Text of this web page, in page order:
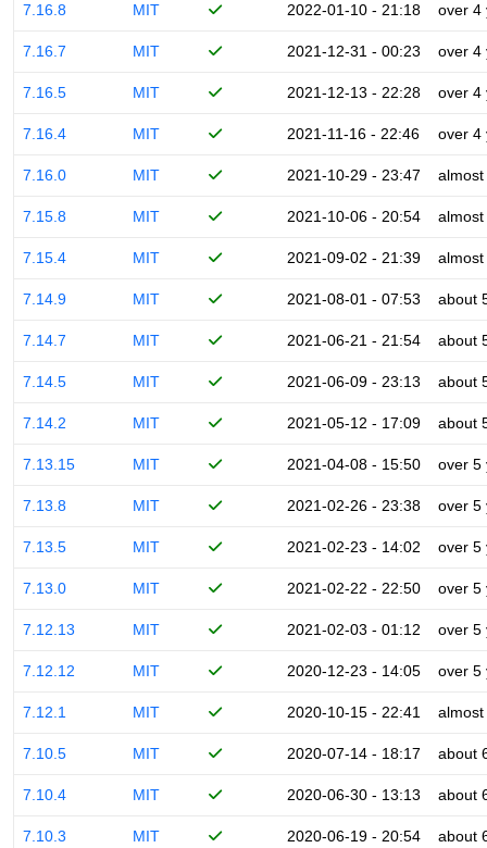
7.16.8 MIT 2022-01-10 - 21:18 over 4
7.16.7 MIT 2021-12-31 - 00:23 over 4
7.16.5 MIT 2021-12-13 - 22:28 over 4
7.16.4 MIT 2021-11-16 - 22:46 over 4
7.16.0 MIT 2021-10-29 - 23:47
7.15.8 MIT 2021-10-06 - 20:54
7.15.4 MIT 2021-09-02 - 21:39
7.14.9 MIT 2021-08-01 - 07:53 about
7.14.7 MIT 2021-06-21 - 21:54 about
7.14.5 MIT 2021-06-09 - 23:13 about
7.14.2 MIT 2021-05-12 - 17:09 about
7.13.15 MIT 2021-04-08 - 15:50 over 5
7.13.8 MIT 2021-02-26 - 23:38 over 5
7.13.5 MIT 2021-02-23 - 14:02 over 5
7.13.0 MIT 2021-02-22 - 22:50 over 5
7.12.13 MIT 2021-02-03 - 01:12 over 5
7.12.12 MIT 2020-12-23 - 14:05 over 5
7.12.1 MIT 2020-10-15 - 22:41
7.10.5 MIT 2020-07-14 - 18:17 about
7.10.4 MIT 2020-06-30 - 13:13 about
7.10.3 MIT 2020-06-19 - 20:54 about